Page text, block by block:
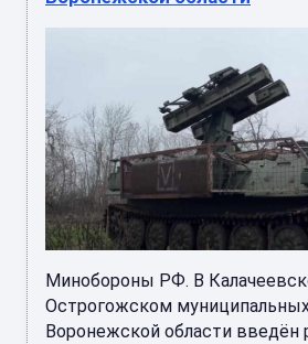
Минобороны РФ. В
Острогожском
Воронежской области